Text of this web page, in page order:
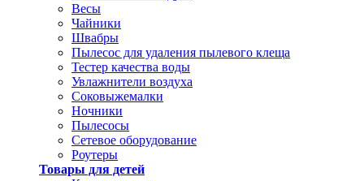
Весы
Чайники
Швабры
Пылесос для удаления пылевого клеща
Тестер качества воды
Увлажнители воздуха
Соковыжемалки
Ночники
Пылесосы
Сетевое оборудование
Роутеры
Товары для детей